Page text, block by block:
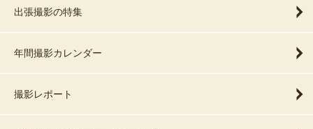
出張撮影の特集
年間撮影カレンダー
撮影レポート